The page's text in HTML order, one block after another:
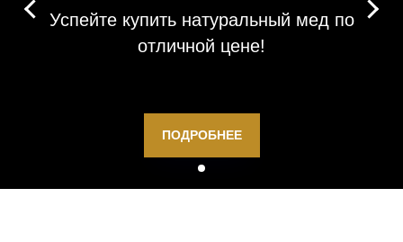
Успейте купить натуральный мед по
отличной цене!
ПОДРОБНЕЕ